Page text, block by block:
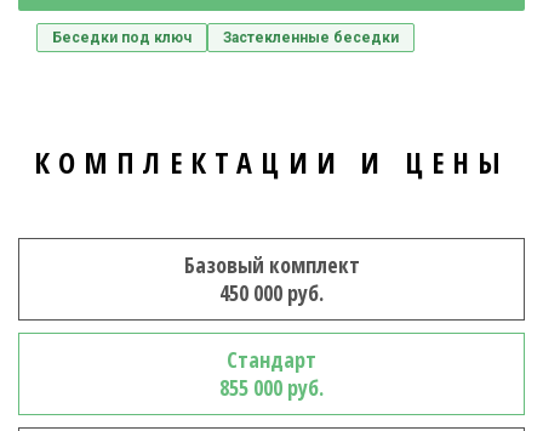
Беседки под ключ Застекленные беседки
КОМПЛЕКТАЦИИ И ЦЕНЫ
Базовый комплект
450 000 руб.
Стандарт
855 000 руб.